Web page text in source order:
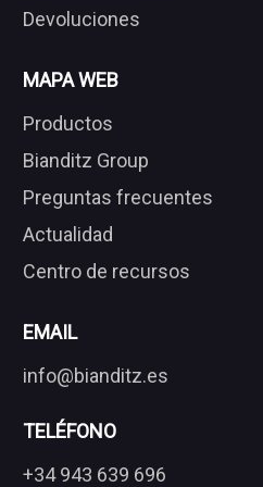
Devoluciones
MAPA WEB
Productos
Bianditz Group
Preguntas frecuentes
Actualidad
Centro de recursos
EMAIL
info@bianditz.es
TELÉFONO
+34 943 639 696